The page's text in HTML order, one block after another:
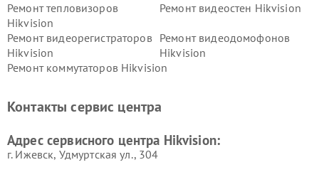
Ремонт тепловизоров
Hikvision
Ремонт видеостен Hikvision
Ремонт видеорегистраторов
Hikvision
Ремонт видеодомофонов
Hikvision
Ремонт коммутаторов Hikvision
Контакты сервис центра
Адрес сервисного центра Hikvision:
г. Ижевск, Удмуртская ул., 304